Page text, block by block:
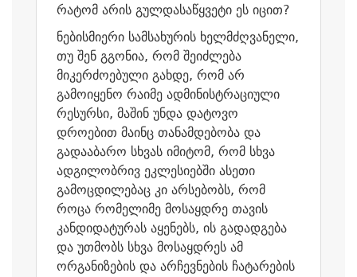
რატომ არის გულდასაწყვეტი ეს იცით?
ნებისმიერი სამსახურის ხელმძღვანელი,
თუ შენ გგონია, რომ შეიძლება
მიკერძოებული გახდე, რომ არ
გამოიყენო რაიმე ადმინისტრაციული
რესურსი, მაშინ უნდა დატოვო
დროებით მაინც თანამდებობა და
გადააბარო სხვას იმიტომ, რომ სხვა
ადგილობრივ ეკლესიებში ასეთი
გამოცდილებაც კი არსებობს, რომ
როცა რომელიმე მოსაყდრე თავის
კანდიდატურას აყენებს, ის გადადგება
და უთმობს სხვა მოსაყდრეს ამ
ორგანიზების და არჩევნების ჩატარების